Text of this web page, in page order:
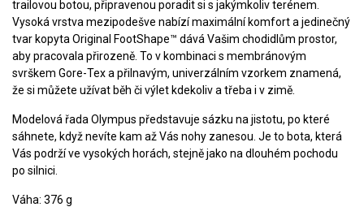
trailovou botou, připravenou poradit si s jakýmkoliv terénem.
Vysoká vrstva mezipodešve nabízí maximální komfort a jedinečný
tvar kopyta Original FootShape™ dává Vašim chodidlům prostor,
aby pracovala přirozeně. To v kombinaci s membránovým
svrškem Gore-Tex a přilnavým, univerzálním vzorkem znamená,
že si můžete užívat běh či výlet kdekoliv a třeba i v zimě.
Modelová řada Olympus představuje sázku na jistotu, po které
sáhnete, když nevíte kam až Vás nohy zanesou. Je to bota, která
Vás podrží ve vysokých horách, stejně jako na dlouhém pochodu
po silnici.
Váha: 376 g